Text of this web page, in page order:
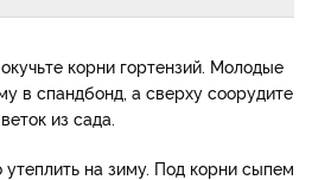
корни гортензий. Молодые
в спандбонд, а сверху соорудите
из сада.
на зиму. Под корни сыпем